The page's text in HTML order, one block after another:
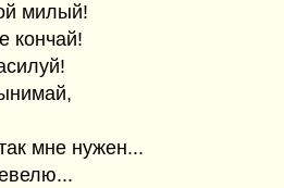
милый!
кончай!
мне нужен...